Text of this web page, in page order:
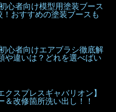
心者向け模型用塗装ブース
おすすめの塗装ブースも
心者向けエアブラシ徹底解
や違いは？どれを選べばい
クスプレスギャバリオン】
＆改修箇所洗い出し！！